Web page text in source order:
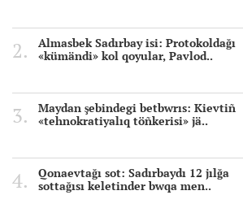
Almasbek Sadırbay isi: Protokoldağı
«kümändi» kol qoyular, Pavlod..
Maydan şebindegi betbwrıs: Kievtiñ
«tehnokratiyalıq töñkerisi» jä..
Qonaevtağı sot: Sadırbaydı 12 jılğa
sottağısı keletinder bwqa men..